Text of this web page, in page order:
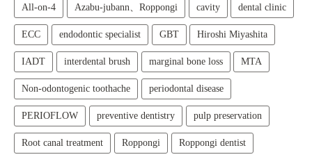
All‑on‑4 Azabu-jubann、Roppongi cavity dental clinic
ECC endodontic specialist GBT Hiroshi Miyashita
IADT interdental brush marginal bone loss MTA
Non-odontogenic toothache periodontal disease
PERIOFLOW preventive dentistry pulp preservation
Root canal treatment Roppongi Roppongi dentist